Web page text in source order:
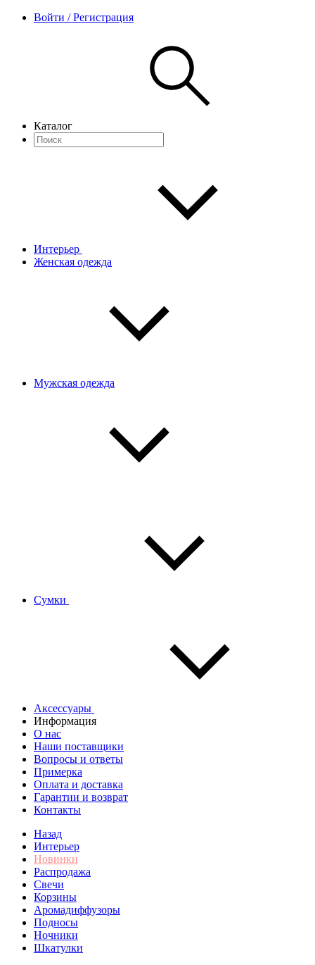
Войти / Регистрация
Каталог
Интерьер
Женская одежда
Мужская одежда
Сумки
Аксессуары
Информация
О нас
Наши поставщики
Вопросы и ответы
Примерка
Оплата и доставка
Гарантии и возврат
Контакты
Назад
Интерьер
Новинки
Распродажа
Свечи
Корзины
Аромадиффузоры
Подносы
Ночники
Шкатулки